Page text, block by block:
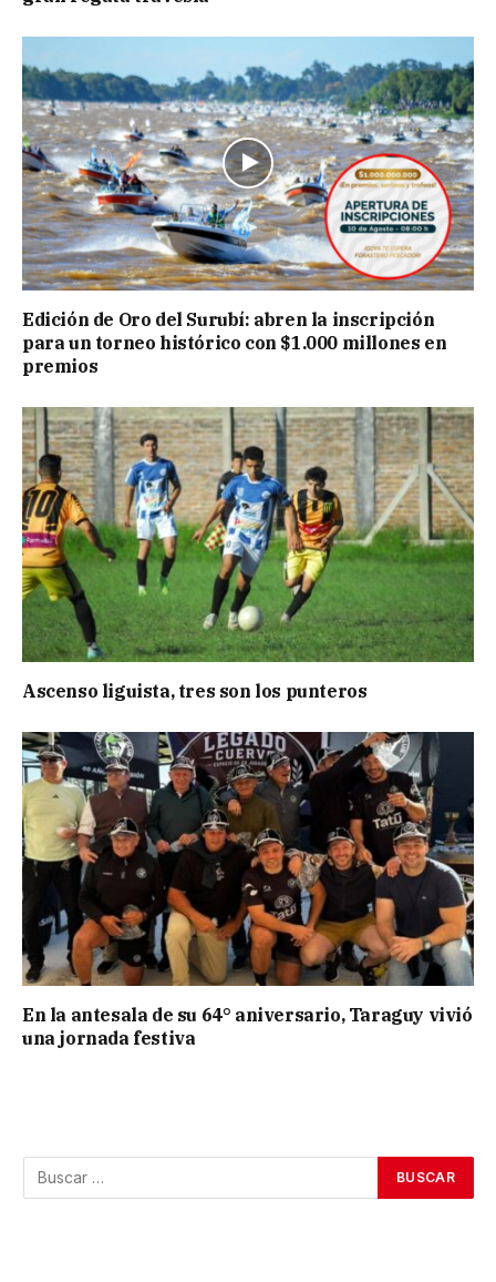
Edición de Oro del Surubí: abren la inscripción
para un torneo histórico con $1.000 millones en
premios
Ascenso liguista, tres son los punteros
En la antesala de su 64° aniversario, Taraguy vivió
una jornada festiva